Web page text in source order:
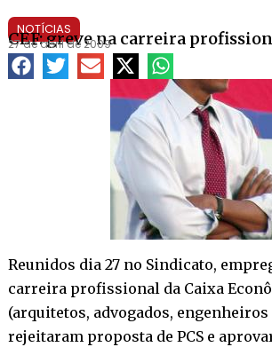
NOTÍCIAS
CEF: greve na carreira
27 de abril de 2009
Reunidos dia 27 no Sindicato,
carreira profissional da Caixa
(arquitetos, advogados, engenheiros
rejeitaram proposta de PCS e